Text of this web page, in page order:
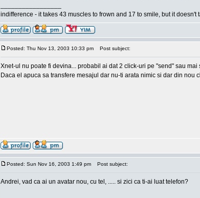
indifference - it takes 43 muscles to frown and 17 to smile, but it
Posted: Thu Nov 13, 2003 10:33 pm Post subject:
Xnet-ul nu poate fi devina... probabil ai dat 2 click-uri pe "send" sau
Daca el apuca sa transfere mesajul dar nu-ti arata nimic si dar din nou
Posted: Sun Nov 16, 2003 1:49 pm Post subject:
Andrei, vad ca ai un avatar nou, cu tel, ..... si zici ca ti-ai luat telefon?